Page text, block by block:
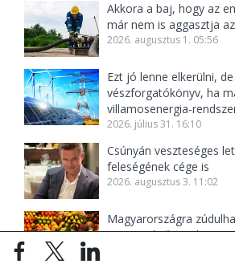
Akkora a baj, hogy az
már nem is aggasztja
2026. augusztus 1. 05:56
Ezt jó lenne elkerülni,
vészforgatókönyv, ha
villamosenergia-
2026. július 31. 16:10
Csúnyán veszteséges
feleségének cége is
2026. augusztus 3. 11:02
Magyarországra
mennyiségű török